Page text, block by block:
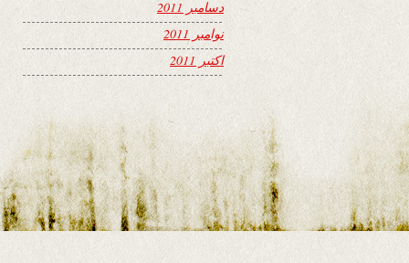
دسامبر 2011
نوامبر 2011
اکتبر 2011